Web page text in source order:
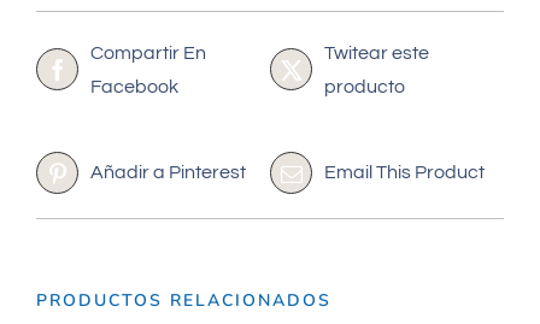
Compartir En
Facebook
Twitear este
producto
Añadir a Pinterest Email This Product
PRODUCTOS RELACIONADOS